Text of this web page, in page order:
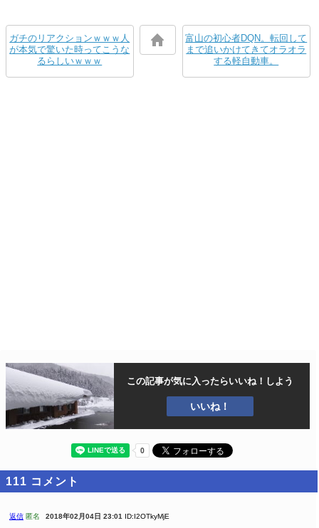
ガチのリアクションｗｗｗ人
が本気で驚いた時ってこうな
るらしいｗｗｗ
富山の初心者DQN。転回して
まで追いかけてきてオラオラ
する軽自動車。
この記事が気に入ったらいいね！しよう
いいね！
111 コメント
返信 匿名 2018年02月04日 23:01 ID:I2OTkyMjE